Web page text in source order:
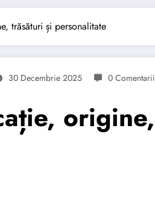
trăsături și personalitate
30 Decembrie 2025 0 Comentarii
origine,